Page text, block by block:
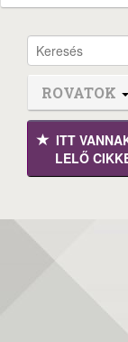
ROVATOK
ITT
LELŐ